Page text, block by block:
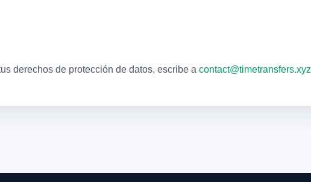
derechos de protección de datos, escribe a contact@timetransfers.xyz